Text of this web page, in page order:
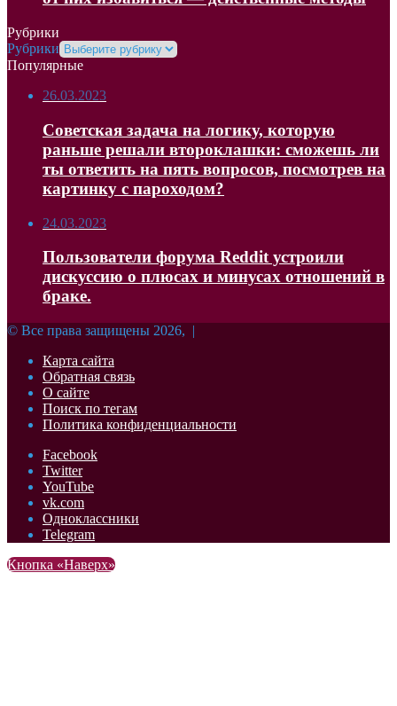
Рубрики
Рубрики
Популярные
26.03.2023
Советская задача на логику, которую
раньше решали второклашки: сможешь ли
ты ответить на пять вопросов, посмотрев на
картинку с пароходом?
24.03.2023
Пользователи форума Reddit устроили
дискуссию о плюсах и минусах отношений в
браке.
© Все права защищены 2026, |
Карта сайта
Обратная связь
О сайте
Поиск по тегам
Политика конфиденциальности
Facebook
Twitter
YouTube
vk.com
Одноклассники
Telegram
Кнопка «Наверх»